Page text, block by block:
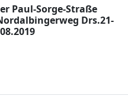
Paul-Sorge-Straße
Drs.21-